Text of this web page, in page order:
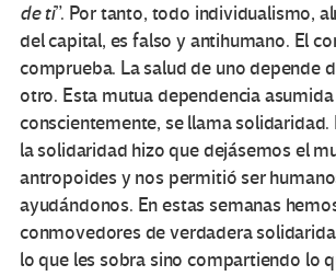
de ti”. Por tanto, todo individualismo,
del capital, es falso y antihumano. El
comprueba. La salud de uno depende
otro. Esta mutua dependencia asumida
conscientemente, se llama
la solidaridad hizo que dejásemos el
antropoides y nos permitió ser
ayudándonos. En estas semanas
conmovedores de verdadera
lo que les sobra sino compartiendo lo